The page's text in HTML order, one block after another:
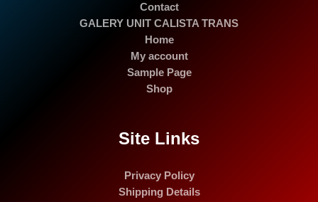
Contact
GALERY UNIT CALISTA TRANS
Home
My account
Sample Page
Shop
Site Links
Privacy Policy
Shipping Details